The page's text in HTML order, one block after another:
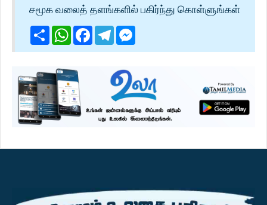
சமூக வலைத் தளங்களில் பகிர்ந்து கொள்ளுங்கள்
ShareWhatsApp
Facebook
Telegram